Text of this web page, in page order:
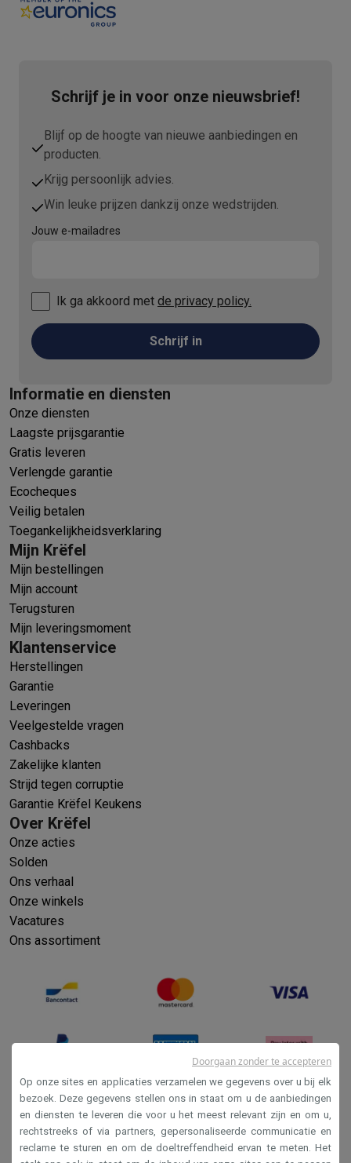
Schrijf je in voor onze nieuwsbrief!
Blijf op de hoogte van nieuwe aanbiedingen en
producten.
Krijg persoonlijk advies.
Win leuke prijzen dankzij onze wedstrijden.
Jouw e-mailadres
Ik ga akkoord met de privacy policy.
Schrijf in
Informatie en diensten
Onze diensten
Laagste prijsgarantie
Gratis leveren
Verlengde garantie
Ecocheques
Veilig betalen
Toegankelijkheidsverklaring
Mijn Krëfel
Mijn bestellingen
Mijn account
Terugsturen
Mijn leveringsmoment
Klantenservice
Herstellingen
Garantie
Leveringen
Veelgestelde vragen
Cashbacks
Zakelijke klanten
Strijd tegen corruptie
Garantie Krëfel Keukens
Over Krëfel
Onze acties
Solden
Ons verhaal
Onze winkels
Vacatures
Ons assortiment
Verkoopsvoorwaarden
Privacy
Op onze sites en applicaties verzamelen we gegevens over u bij elk
bezoek. Deze gegevens stellen ons in staat om u de aanbiedingen
en diensten te leveren die voor u het meest relevant zijn en om u,
rechtstreeks of via partners, gepersonaliseerde communicatie en
reclame te sturen en om de doeltreffendheid ervan te meten. Het
Doorgaan zonder te accepteren